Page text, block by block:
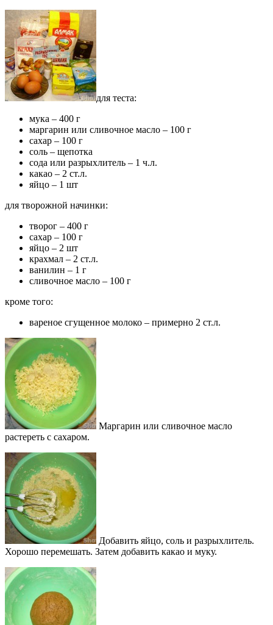
для теста:
мука – 400 г
маргарин или сливочное масло – 100 г
сахар – 100 г
соль – щепотка
сода или разрыхлитель – 1 ч.л.
какао – 2 ст.л.
яйцо – 1 шт
для творожной начинки:
творог – 400 г
сахар – 100 г
яйцо – 2 шт
крахмал – 2 ст.л.
ванилин – 1 г
сливочное масло – 100 г
кроме того:
вареное сгущенное молоко – примерно 2 ст.л.
Маргарин или сливочное масло
растереть с сахаром.
Добавить яйцо, соль и разрыхлитель.
Хорошо перемешать. Затем добавить какао и муку.